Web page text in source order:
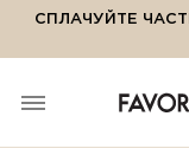
СПЛАЧУЙТЕ